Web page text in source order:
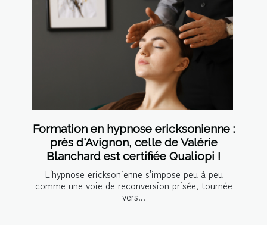
Formation en hypnose ericksonienne :
près d'Avignon, celle de Valérie
Blanchard est certifiée Qualiopi !
L'hypnose ericksonienne s'impose peu à peu
comme une voie de reconversion prisée, tournée
vers...